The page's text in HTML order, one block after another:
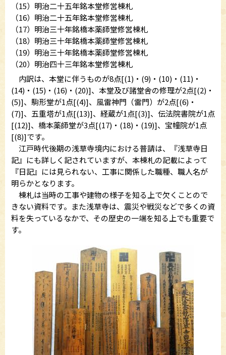
（15）明治二十五年銘本堂修営棟札
（16）明治二十五年銘本堂修営棟札
（17）明治三十年銘橋本薬師堂修営棟札
（18）明治三十年銘橋本薬師堂修営棟札
（19）明治三十年銘橋本薬師堂修営棟札
（20）明治四十三年銘本堂修営棟札
内訳は、本堂に伴うものが8点[(1)・(9)・(10)・(11)・
(14)・(15)・(16)・(20)]、本堂及び諸堂舎の修理が2点[(2)・
(5)]、駒形堂が1点[(4)]、風雷神門（雷門）が2点[(6)・
(7)]、五重塔が1点[(13)]、経蔵が1点[(3)]、伝法院書院が1点
[(12)]、橋本薬師堂が3点[(17)・(18)・(19)]、宝幢院が1点
[(8)]です。
江戸時代後期の浅草寺境内における普請は、『浅草寺日
記』にも詳しく記されていますが、本棟札の記載によって
『日記』には見られない、工事に関係した職種、職人名が
明らかとなります。
棟札は当時の工事や建物の様子を知る上で欠くことので
きない資料です。また浅草寺は、震災や戦災などで多くの資
料を失っているなかで、その歴史の一端を知る上でも重要で
す。